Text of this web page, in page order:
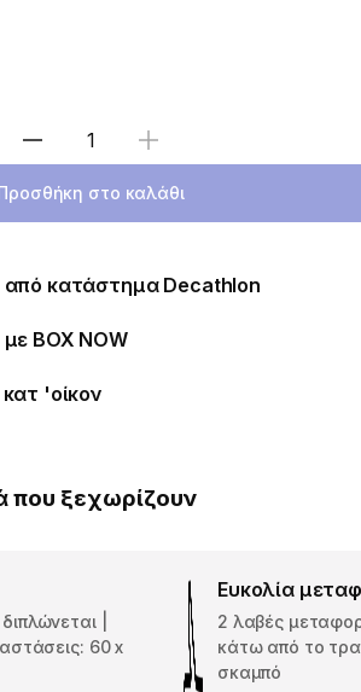
Επιλέξτε ποσότητα
στο καλάθι
κατάστημα Decathlon
ΒΟΧ ΝΟW
'οίκον
που ξεχωρίζουν
|
60 x
Ευκολία
2 λαβές
κάτω από το
σκαμπό